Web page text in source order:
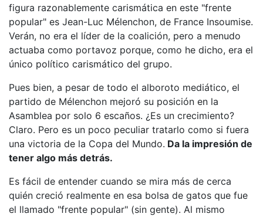
figura razonablemente carismática en este "frente
popular" es Jean-Luc Mélenchon, de France Insoumise.
Verán, no era el líder de la coalición, pero a menudo
actuaba como portavoz porque, como he dicho, era el
único político carismático del grupo.
Pues bien, a pesar de todo el alboroto mediático, el
partido de Mélenchon mejoró su posición en la
Asamblea por solo 6 escaños. ¿Es un crecimiento?
Claro. Pero es un poco peculiar tratarlo como si fuera
una victoria de la Copa del Mundo. Da la impresión de
tener algo más detrás.
Es fácil de entender cuando se mira más de cerca
quién creció realmente en esa bolsa de gatos que fue
el llamado "frente popular" (sin gente). Al mismo